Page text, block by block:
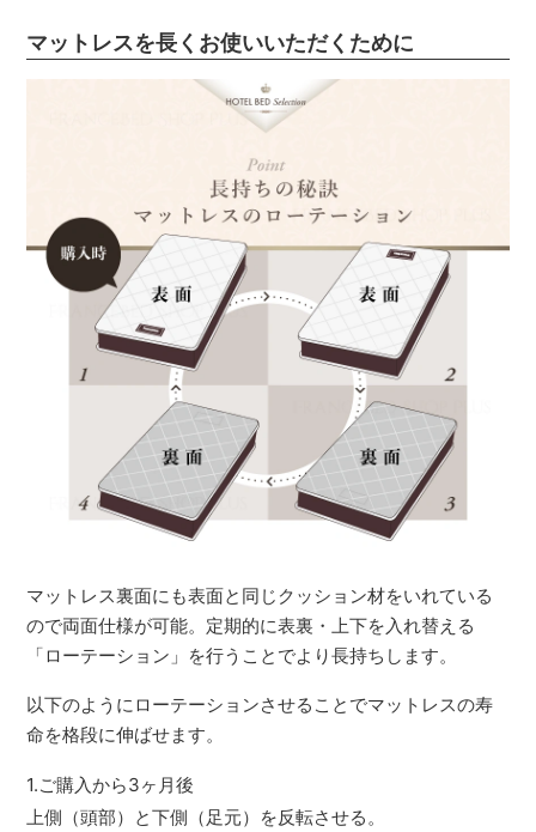
マットレスを長くお使いいただくために
マットレス裏面にも表面と同じクッション材をいれている
ので両面仕様が可能。定期的に表裏・上下を入れ替える
「ローテーション」を行うことでより長持ちします。
以下のようにローテーションさせることでマットレスの寿
命を格段に伸ばせます。
1.ご購入から3ヶ月後
上側（頭部）と下側（足元）を反転させる。